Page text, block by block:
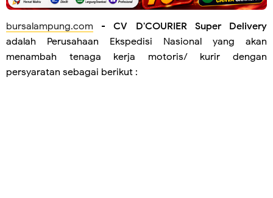
bursalampung.com -CV D'COURIER Super Delivery
adalah Perusahaan Ekspedisi Nasional yang akan
menambah tenaga kerja motoris/ kurir dengan
persyaratan sebagai berikut :